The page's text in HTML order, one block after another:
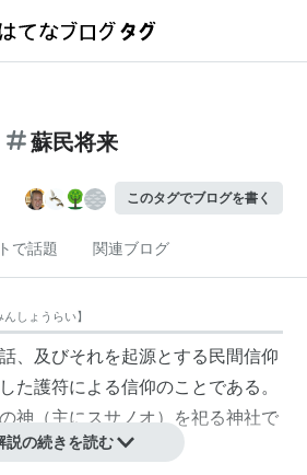
蘇民将来
このタグでブログを書く
で話題 関連ブログ
んしょうらい】
、及びそれを起源とする民間信仰
た護符による信仰のことである。
神（主にスサノオ）を祀る神社で
説の続きを読む